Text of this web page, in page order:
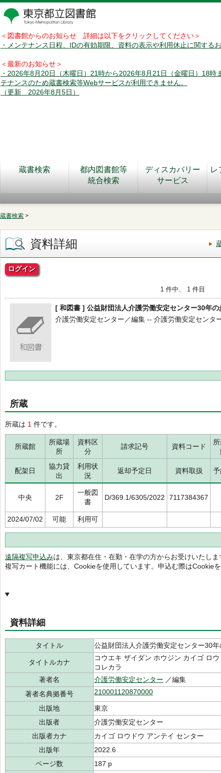
＜図書館からのお知らせ 詳細は以下をクリックしてください＞
・メンテナンス日程、IDの有効期限、資料の表示や利用休止に関する
＜最新のお知らせ＞
・2026年8月20日（木曜日）21時から2026年8月21日（金曜日）18時
テナンスのため蔵書検索等Webサービスが利用できません。
（更新 2026年8月5日）
蔵書検索
都内図書館等
統合検索
ディスカバリー
サービス
レ
蔵書検索 >
資料詳細
ログイン
1 件中、 1 件目
[ 和図書 ] 公益財団法人介護労働安定センター30年の
介護労働安定センター／編集 -- 介護労働安定センタ
所蔵
所蔵は 1 件です。
所蔵館
所蔵場
所
資料区
分
請求記号 資料コード
配架日
協力貸
出
利用状
況
返却予定日 資料取扱
中央 2F
一般図
書
D/369.1/6305/2022 7117384367
2024/07/02 可能 利用可
遠隔複写申込みは、東京都在住・在勤・在学の方からお受けいたしま
複写カート機能には、Cookieを使用しています。申込む際はCookie
資料詳細
タイトル 公益財団法人介護労働安定センター30
タイトルカナ
コウエキ ザイダン ホウジン カイゴ ロ
コレカラ
著者名
介護労働安定センター ／編集
著者名典拠番号
210001120870000
出版地
東京
出版者
介護労働安定センター
出版者カナ
カイゴ ロウドウ アンテイ センター
出版年
2022.6
ページ数
187 p